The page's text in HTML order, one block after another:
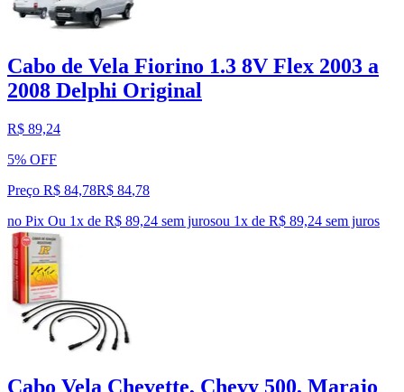
Cabo de Vela Fiorino 1.3 8V Flex 2003 a
2008 Delphi Original
R$ 89,24
5% OFF
Preço R$ 84,78R$ 84,78
no Pix Ou 1x de R$ 89,24 sem jurosou 1x de R$ 89,24 sem juros
Cabo Vela Chevette, Chevy 500, Marajo